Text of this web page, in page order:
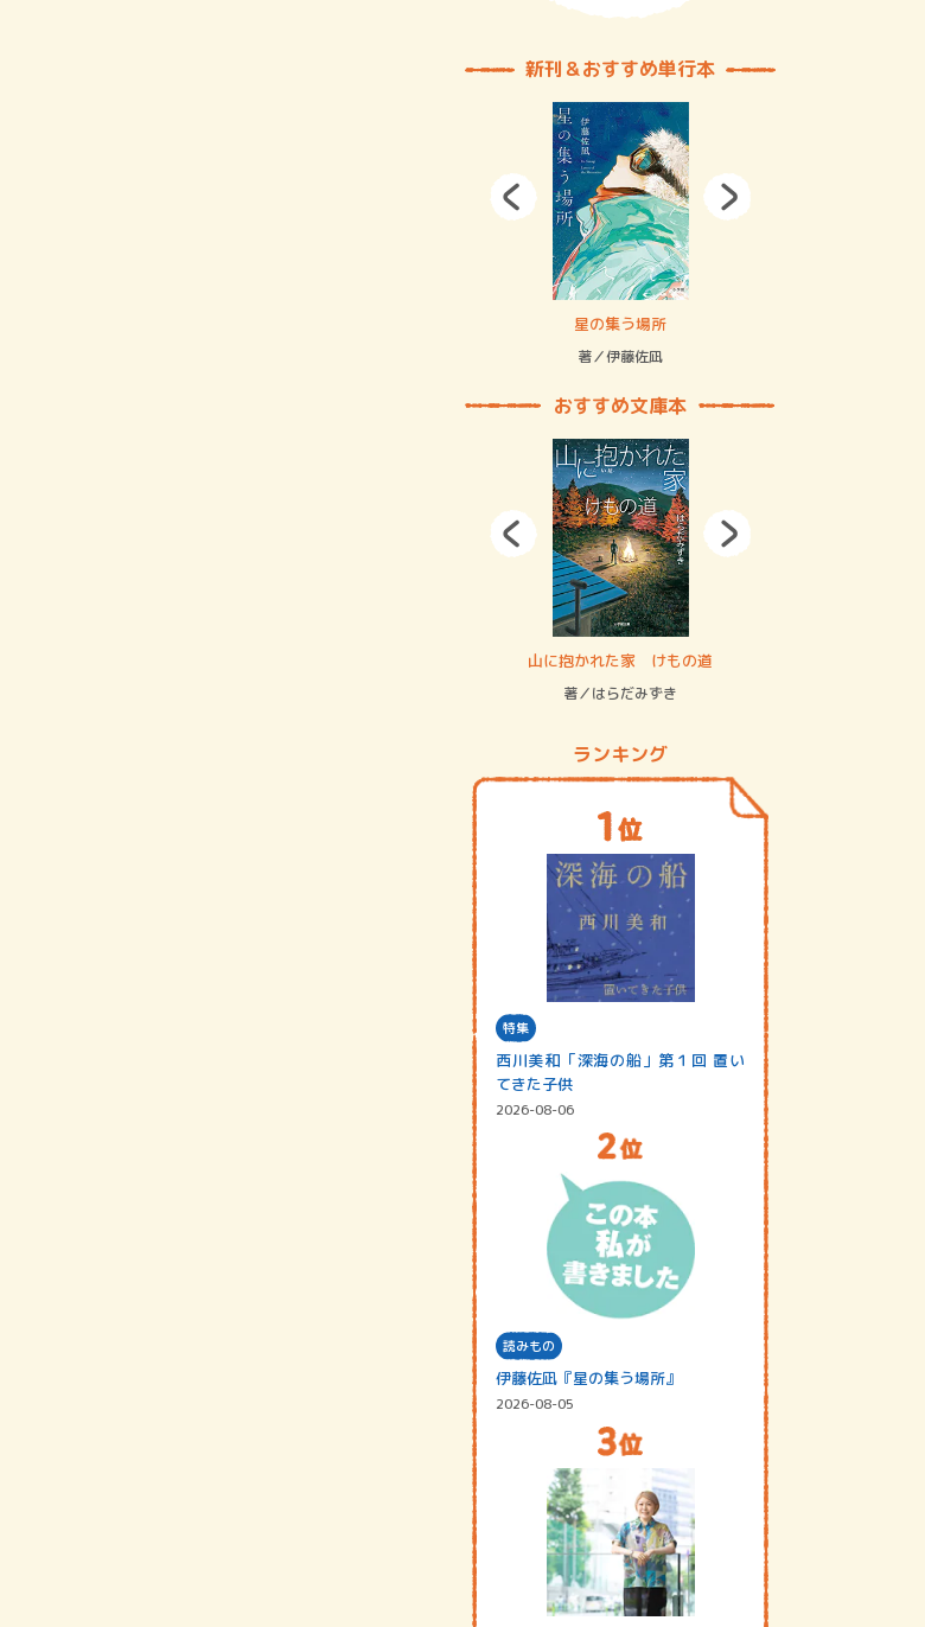
新刊＆おすすめ単行本
星の集う場所
著／伊藤佐凪
おすすめ文庫本
山に抱かれた家 けもの道
著／はらだみずき
ランキング
特集
西川美和「深海の船」第１回 置い
てきた子供
2026-08-06
読みもの
伊藤佐凪『星の集う場所』
2026-08-05